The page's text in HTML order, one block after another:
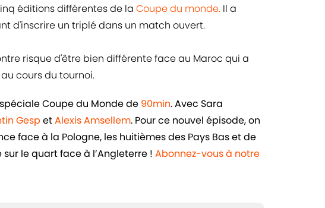
éditions différentes de la Coupe du monde. Il a
d'inscrire un triplé dans un match ouvert.
risque d'être bien différente face au Maroc qui a
cours du tournoi.
Coupe du Monde de 90min. Avec Sara
Gesp etAlexis Amsellem. Pour ce nouvel épisode, on
face à la Pologne, les huitièmes des Pays Bas et de
le quart face à l’Angleterre ! Abonnez-vous à notre